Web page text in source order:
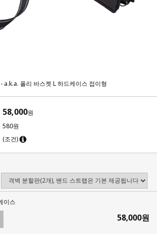
폴리 바스켓 L 하드케이스 접이형
58,000원
580원
(조건)
이스
58,000원